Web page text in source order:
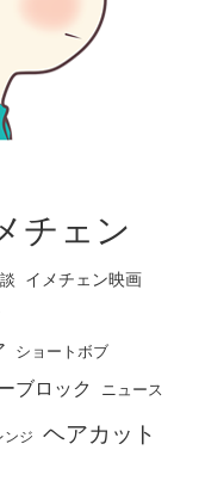
チェン
イメチェン映画
ショートボブ
ブロック ニュース
ンジ ヘアカット